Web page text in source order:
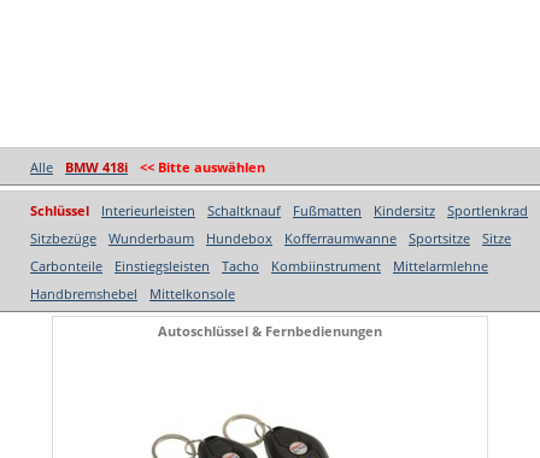
Alle BMW 418i << Bitte auswählen
Schlüssel Interieurleisten Schaltknauf Fußmatten Kindersitz
Sportlenkrad
Sitzbezüge
Wunderbaum Hundebox Kofferraumwanne Sportsitze
Sitze
Carbonteile
Einstiegsleisten Tacho Kombiinstrument
Mittelarmlehne
Handbremshebel
Mittelkonsole
Autoschlüssel & Fernbedienungen